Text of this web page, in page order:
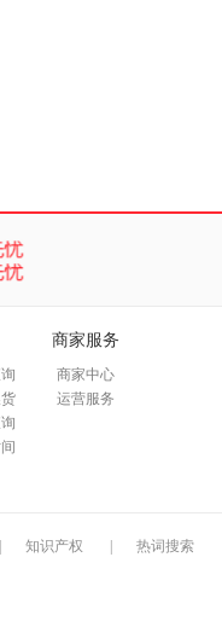
商家服务
商家中心
运营服务
知识产权 热词搜索